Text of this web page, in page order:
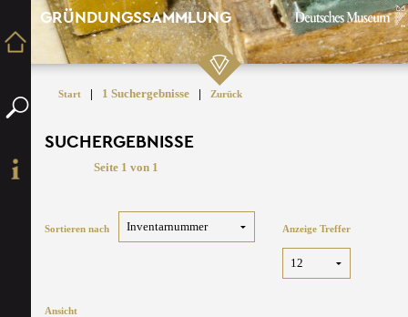
GRÜNDUNGSSAMMLUNG
Start | 1 Suchergebnisse | Zurück
SUCHERGEBNISSE
Seite 1 von 1
Sortieren nach Anzeige Treffer
Ansicht